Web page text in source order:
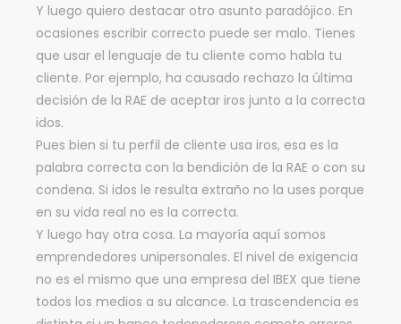
Y luego quiero destacar otro asunto paradójico. En
ocasiones escribir correcto puede ser malo. Tienes
que usar el lenguaje de tu cliente como habla tu
cliente. Por ejemplo, ha causado rechazo la última
decisión de la RAE de aceptar iros junto a la correcta
idos.
Pues bien si tu perfil de cliente usa iros, esa es la
palabra correcta con la bendición de la RAE o con su
condena. Si idos le resulta extraño no la uses porque
en su vida real no es la correcta.
Y luego hay otra cosa. La mayoría aquí somos
emprendedores unipersonales. El nivel de exigencia
no es el mismo que una empresa del IBEX que tiene
todos los medios a su alcance. La trascendencia es